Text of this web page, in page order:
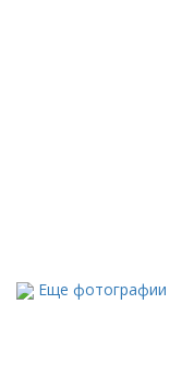
Еще фотографии